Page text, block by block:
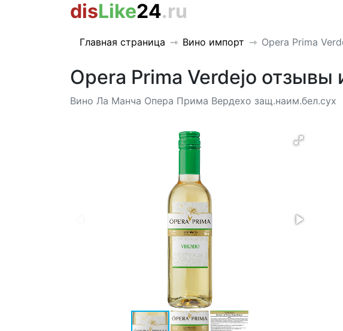
disLike24.ru
Главная страница Вино импорт Opera Prima
Opera Prima Verdejo отзывы
Вино Ла Манча Опера Прима Вердехо защ.наим.бел.сух